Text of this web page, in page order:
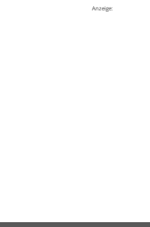
Anzeige: